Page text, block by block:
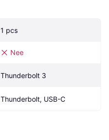
1 pcs
Nee
Thunderbolt 3
Thunderbolt, USB-C